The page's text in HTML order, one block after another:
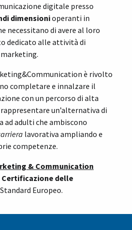
digitale presso
dimensionioperanti in
necessitano di avere al loro
dedicato alle attività di
è rivolto
completare e innalzare il
con un percorso di alta
un’alternativa di
ad adulti che ambiscono
lavorativa ampliando e
competenze.
& Communication
Certificazione delle
Europeo.